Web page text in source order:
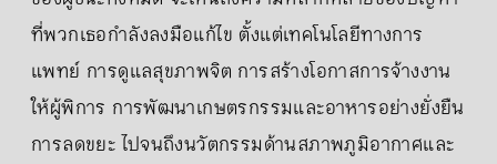
ที่พวกเธอกำลังลงมือแก้ไข ตั้งแต่เทคโนโลยีทางการ
แพทย์ การดูแลสุขภาพจิต การสร้างโอกาสการจ้างงาน
ให้ผู้พิการ การพัฒนาเกษตรกรรมและอาหารอย่างยั่งยืน
การลดขยะ ไปจนถึงนวัตกรรมด้านสภาพภูมิอากาศและ